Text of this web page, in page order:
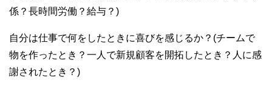
係？長時間労働？給与？)
自分は仕事で何をしたときに喜びを感じるか？(チームで
物を作ったとき？一人で新規顧客を開拓したとき？人に感
謝されたとき？)